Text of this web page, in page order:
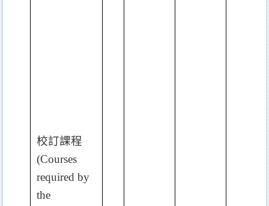
校訂課程
(Courses
required by
the